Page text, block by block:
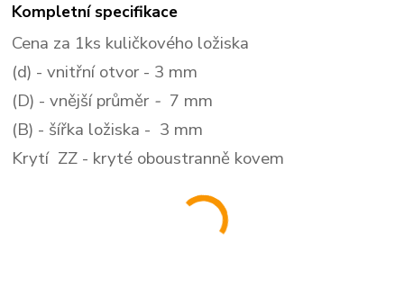
Kompletní specifikace
Cena za 1ks kuličkového ložiska
(d) - vnitřní otvor - 3 mm
(D) - vnější průměr - 7 mm
(B) - šířka ložiska - 3 mm
Krytí ZZ - kryté oboustranně kovem